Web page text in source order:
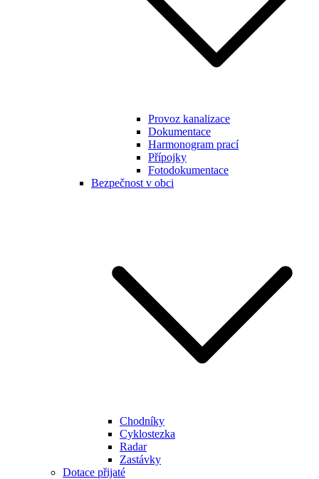
Provoz kanalizace
Dokumentace
Harmonogram prací
Přípojky
Fotodokumentace
Bezpečnost v obci
Chodníky
Cyklostezka
Radar
Zastávky
Dotace přijaté